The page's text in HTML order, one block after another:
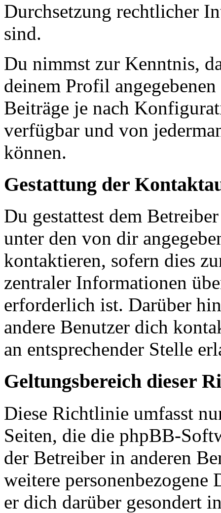
Durchsetzung rechtlicher
sind.
Du nimmst zur Kenntnis,
deinem Profil
Beiträge je nach
verfügbar und von
können.
Gestattung der
Du gestattest dem
unter den von dir
kontaktieren, sofern dies
zentraler Informationen
erforderlich ist. Darüber
andere Benutzer dich
an entsprechender Stelle
Geltungsbereich dieser
Diese Richtlinie umfasst
Seiten, die die phpBB-
der Betreiber in anderen
weitere personenbezogene
er dich darüber gesondert